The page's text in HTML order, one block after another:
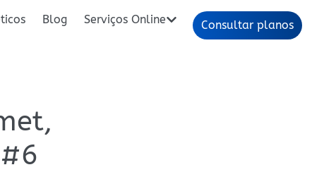
Blog Serviços Online Consultar planos